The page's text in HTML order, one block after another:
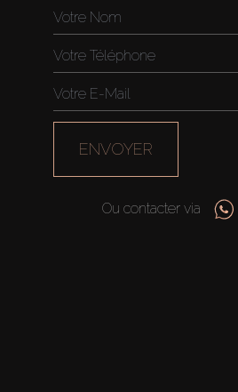
ENVOYER
Ou contacter via